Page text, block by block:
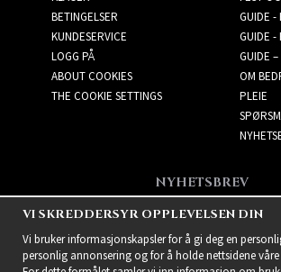
BETINGELSER
KUNDESERVICE
LOGG PÅ
ABOUT COOKIES
THE COOKIE SETTINGS
GUIDE -
GUIDE -
GUIDE
OM
PLEIE
NYHETSBREV
Få de beste tilbudene og
spennende nye produkter!
VI SKREDDERSYR OPPLEVELSEN DIN
Vi bruker informasjonskapsler for å gi deg en
personlig annonsering og for å holde nettsidene